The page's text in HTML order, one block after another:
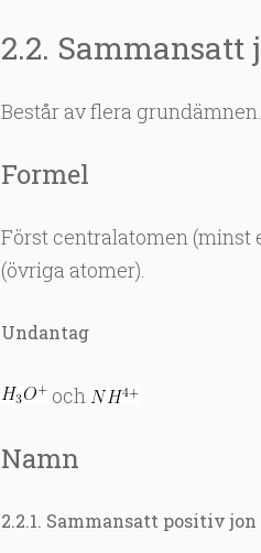
2.2. Sammansatt
Består av flera grundämnen.
Formel
Först centralatomen (minst
(övriga atomer).
Undantag
och
Namn
2.2.1. Sammansatt positiv jon